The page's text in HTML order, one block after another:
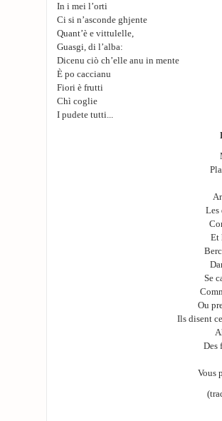
In i mei l’orti
Ci si n’asconde ghjente
Quant’è e vittulelle,
Guasgi, di l’alba:
Dicenu ciò ch’elle anu in mente
È po caccianu
Fiori è frutti
Chì coglie
I pudete tutti...
Les
Et
Se
Ou
Ils disent
Des
Vous